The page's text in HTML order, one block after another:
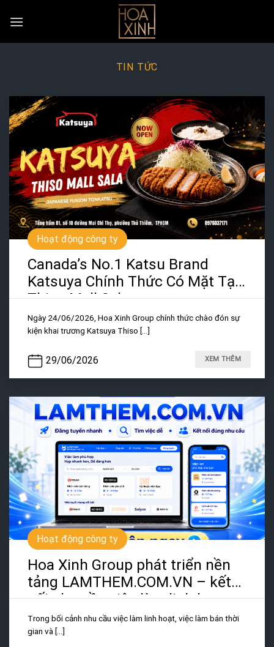
TIN TỨC
Hoạt động công ty
Canada’s No.1 Katsu Brand
Katsuya Chính Thức Có Mặt Tại
Thiso Mall Sala
29/06/2026
Ngày 24/06/2026, Hoa Xinh Group chính thức chào đón sự
kiện khai trương Katsuya Thiso [...]
XEM THÊM
Hoạt động công ty
Hoa Xinh Group phát triển nền
tảng LAMTHEM.COM.VN – kết
nối nhu cầu việc làm linh hoạt
Trong bối cảnh nhu cầu việc làm linh hoạt, việc làm bán thời
gian và [...]